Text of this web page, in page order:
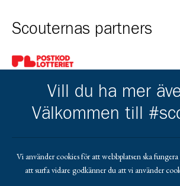
Scouternas partners
Gå till pl_50
Kårens partners
Gå till https://www.facebook.com/
Gå till https://Gå till https://Gå till https://
Vill du ha mer
Välkommen till
Vi använder cookies för att webbplatsen ska
att surfa vidare godkänner du att vi använder